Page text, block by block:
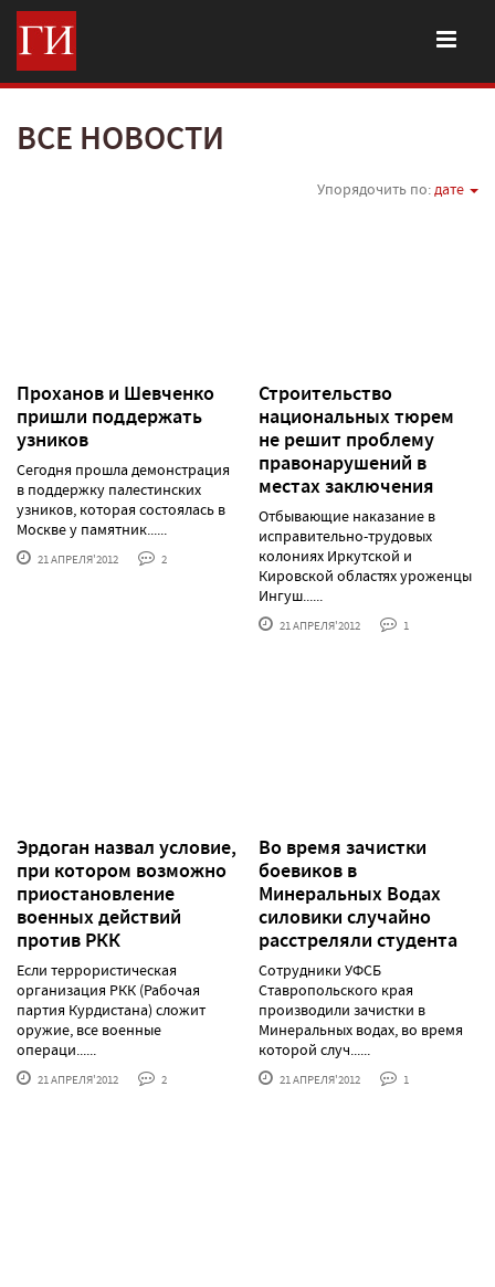
ВСЕ НОВОСТИ
Упорядочить по:дате
Проханов и Шевченко
пришли поддержать
узников
Сегодня прошла демонстрация
в поддержку палестинских
узников, которая состоялась в
Москве у памятник......
21 АПРЕЛЯ'2012 2
Строительство
национальных тюрем
не решит проблему
правонарушений в
местах заключения
Отбывающие наказание в
исправительно-трудовых
колониях Иркутской и
Кировской областях уроженцы
Ингуш......
21 АПРЕЛЯ'2012 1
Эрдоган назвал условие,
при котором возможно
приостановление
военных действий
против РКК
Если террористическая
организация РКК (Рабочая
партия Курдистана) сложит
оружие, все военные
операци......
21 АПРЕЛЯ'2012 2
Во время зачистки
боевиков в
Минеральных Водах
силовики случайно
расстреляли студента
Сотрудники УФСБ
Ставропольского края
производили зачистки в
Минеральных водах, во время
которой случ......
21 АПРЕЛЯ'2012 1